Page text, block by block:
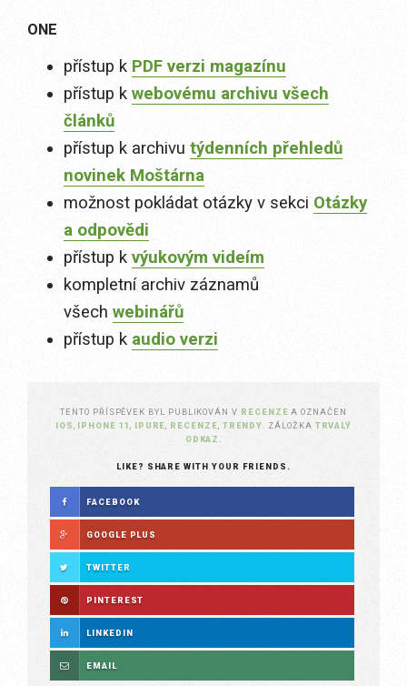
ONE
přístup k PDF verzi magazínu
přístup k webovému archivu všech
článků
přístup k archivu týdenních přehledů
novinek Moštárna
možnost pokládat otázky v sekci Otázky
a odpovědi
přístup k výukovým videím
kompletní archiv záznamů
všech webinářů
přístup k audio verzi
TENTO PŘÍSPĚVEK BYL PUBLIKOVÁN V RECENZE A OZNAČEN
IOS
IPHONE 11 IPURE RECENZE TRENDY . ZÁLOŽKA TRVALÝ
ODKAZ
LIKE? SHARE WITH YOUR FRIENDS.
FACEBOOK
GOOGLE PLUS
TWITTER
PINTEREST
LINKEDIN
EMAIL